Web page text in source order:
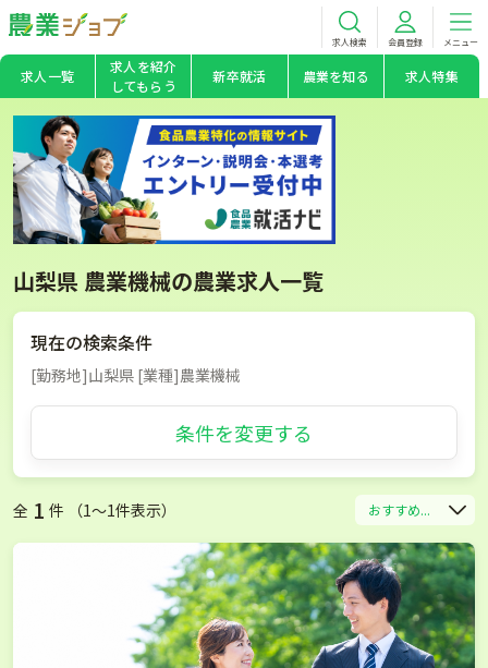
求人検索 会員登録 メニュー
求人一覧
求人を紹介
してもらう
新卒就活 農業を知る 求人特集
山梨県 農業機械の農業求人一覧
現在の検索条件
[勤務地]山梨県 [業種]農業機械
条件を変更する
全 1 件 （1〜1件表示） おすすめ...